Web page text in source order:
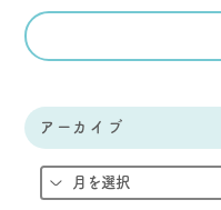
アーカイブ